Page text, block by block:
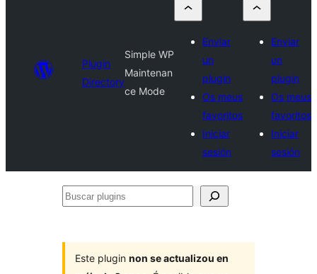
Plugin
Directory
Simple WP
Maintenan
ce Mode
Enviar
un
plugin
Os meus
favoritos
Iniciar
sesión
Enviar
un
plugin
Os meus
favoritos
Iniciar
sesión
Buscar
Este plugin non se actualizou en